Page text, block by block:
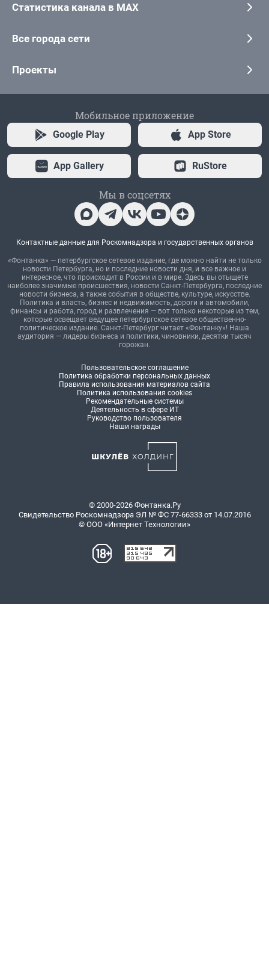
Статистика канала в MAX
Все города сети
Проекты
Мобильное приложение
Google Play App Store
App Gallery RuStore
Мы в соцсетях
Контактные данные для Роскомнадзора и государственных органов
«Фонтанка» — петербургское сетевое издание, где можно найти не только
новости Петербурга, но и последние новости дня, и все важное и
интересное, что происходит в России и в мире. Здесь вы отыщете
наиболее значимые происшествия, новости Санкт-Петербурга, последние
новости бизнеса, а также события в обществе, культуре, искусстве.
Политика и власть, бизнес и недвижимость, дороги и автомобили,
финансы и работа, город и развлечения — вот только некоторые из тем,
которые освещает ведущее петербургское сетевое общественно-
политическое издание. Санкт-Петербург читает «Фонтанку»! Наша
аудитория — лидеры бизнеса и политики, чиновники, десятки тысяч
горожан.
Пользовательское соглашение
Политика обработки персональных данных
Правила использования материалов сайта
Политика использования cookies
Рекомендательные системы
Деятельность в сфере ИТ
Руководство пользователя
Наши награды
© 2000-2026 Фонтанка.Ру
Свидетельство Роскомнадзора ЭЛ № ФС 77-66333 от 14.07.2016
© ООО «Интернет Технологии»